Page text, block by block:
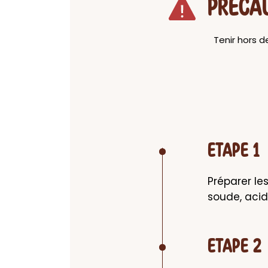
Tenir hors
ETAPE 1
Préparer
soude,
ETAPE 2